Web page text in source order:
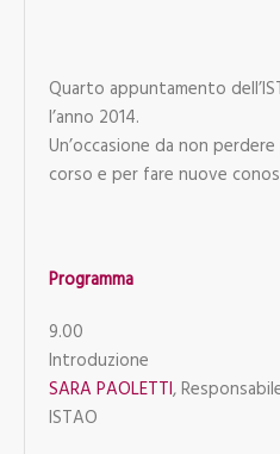
Quarto appuntamento
l’anno 2014.
Un’occasione da non
corso e per fare nuove
Programma
9.00
Introduzione
SARA PAOLETTI,
ISTAO